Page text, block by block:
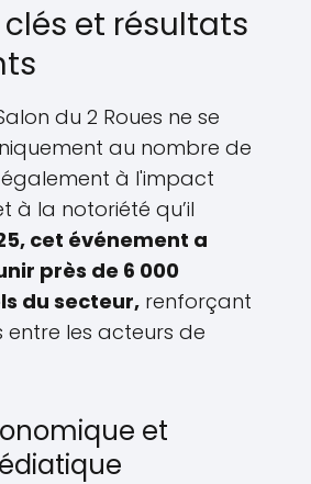
et résultats
du 2 Roues ne se
au nombre de
également à l'impact
à la notoriété qu’il
cet événement a
près de 6 000
du secteur, renforçant
entre les acteurs de
et